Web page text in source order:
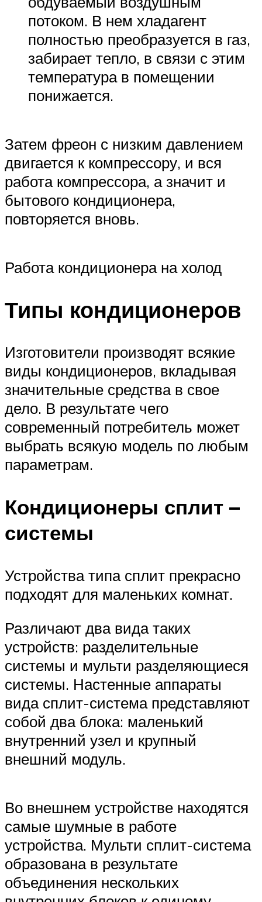
потоком. В нем хладагент
полностью преобразуется в газ,
забирает тепло, в связи с этим
температура в помещении
понижается.
Затем фреон с низким давлением
двигается к компрессору, и вся
работа компрессора, а значит и
бытового кондиционера,
повторяется вновь.
Работа кондиционера на холод
Типы кондиционеров
Изготовители производят всякие
виды кондиционеров, вкладывая
значительные средства в свое
дело. В результате чего
современный потребитель может
выбрать всякую модель по любым
параметрам.
Кондиционеры сплит –
системы
Устройства типа сплит прекрасно
подходят для маленьких комнат.
Различают два вида таких
устройств: разделительные
системы и мульти разделяющиеся
системы. Настенные аппараты
вида сплит-система представляют
собой два блока: маленький
внутренний узел и крупный
внешний модуль.
Во внешнем устройстве находятся
самые шумные в работе
устройства. Мульти сплит-система
образована в результате
объединения нескольких